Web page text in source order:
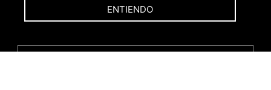
ENTIENDO